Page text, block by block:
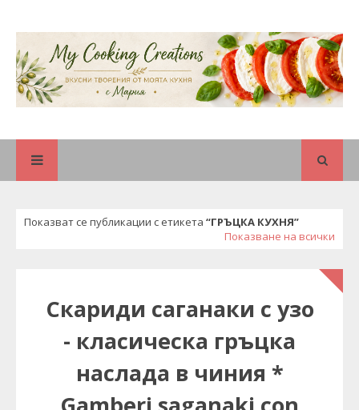
Показват се публикации с етикета
ГРЪЦКА КУХНЯ
Показване на всички
Скариди саганаки с узо
- класическа гръцка
наслада в чиния *